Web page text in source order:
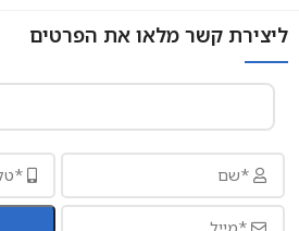
ליצירת קשר מלאו את הפרטים